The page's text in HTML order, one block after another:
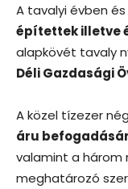
A tavalyi évben
építettek illetve
alapkövét tavaly
Déli Gazdasági
A közel tízezer
áru
valamint a három
meghatározó